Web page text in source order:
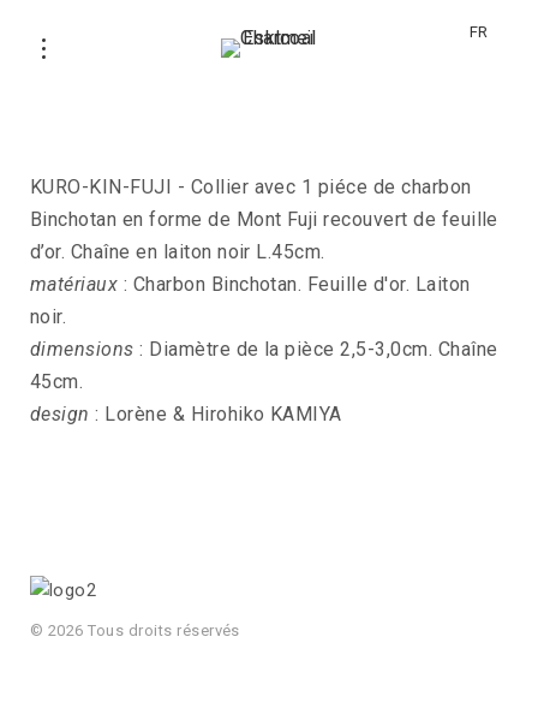
FR
KURO-KIN-FUJI - Collier avec 1 piéce de charbon
Binchotan en forme de Mont Fuji recouvert de feuille
d’or. Chaîne en laiton noir L.45cm.
matériaux : Charbon Binchotan. Feuille d'or. Laiton
noir.
dimensions : Diamètre de la pièce 2,5-3,0cm. Chaîne
45cm.
design : Lorène & Hirohiko KAMIYA
© 2026 Tous droits réservés